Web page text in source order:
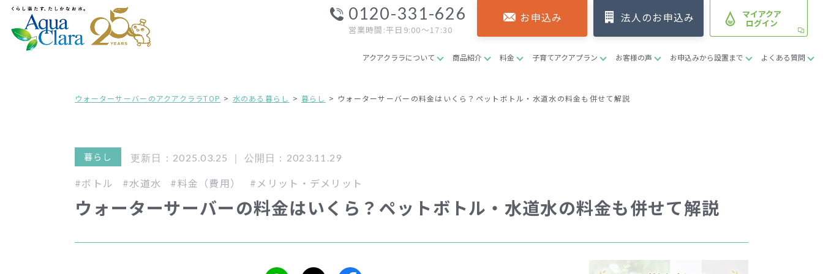
0120-331-626
営業時間:平日9:00～17:30
お申込み 法人のお申込み マイアクア
ログイン
アクアクララについて 商品紹介 料金 子育てアクアプラン お客様の声 お申込みから設置まで よくある質問
ウォーターサーバーのアクアクララTOP 水のある暮らし 暮らし ウォーターサーバーの料金はいくら？ペットボトル・水道水の料金も併せて解説
暮らし 更新日：2025.03.25 ｜ 公開日：2023.11.29
#ボトル #水道水 #料金（費用） #メリット・デメリット
ウォーターサーバーの料金はいくら？ペットボトル・水道水の料金も併せて解説